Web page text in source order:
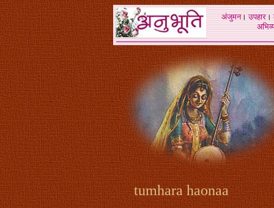
अंजुमन।उपहार।
tumhara haonaa